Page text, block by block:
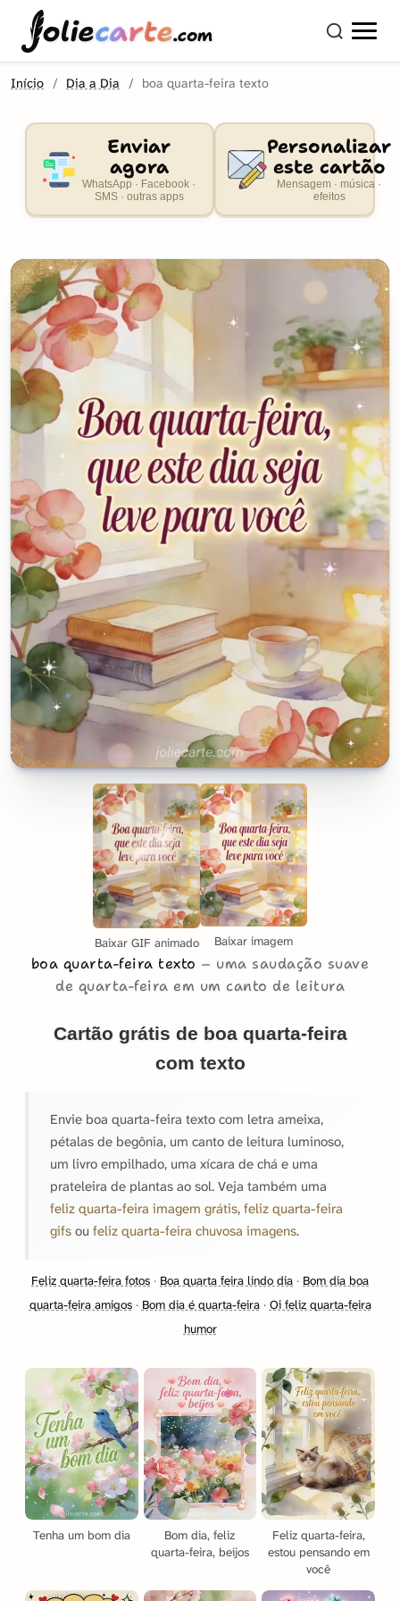
oliecarte.com
Início Dia a Dia boa quarta-feira texto
Enviar
agora
WhatsApp · Facebook ·
SMS · outras apps
Personalizar
este cartão
Mensagem · música ·
efeitos
Baixar GIF animado Baixar imagem
boa quarta-feira texto
uma saudação suave
de quarta-feira em um canto de leitura
Cartão grátis de boa quarta-feira
com texto
Envie boa quarta-feira texto com letra ameixa,
pétalas de begônia, um canto de leitura luminoso,
um livro empilhado, uma xícara de chá e uma
prateleira de plantas ao sol. Veja também uma
feliz quarta-feira imagem grátis, feliz quarta-feira
gifs ou feliz quarta-feira chuvosa imagens.
Feliz quarta-feira fotos · Boa quarta feira lindo dia · Bom dia boa
quarta-feira amigos· Bom dia é quarta-feira· Oi feliz quarta-feira
humor
Tenha um bom dia
Bom dia, feliz
quarta-feira, beijos
Feliz quarta-feira,
estou pensando em
você